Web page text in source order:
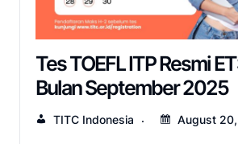
Tes TOEFL ITP Resmi
Bulan September 2025
TITC Indonesia August